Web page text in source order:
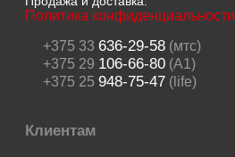
Политика конфиденциальности
+375 33 636-29-58(мтс)
+375 29 106-66-80(A1)
+375 25 948-75-47(life)
Клиентам